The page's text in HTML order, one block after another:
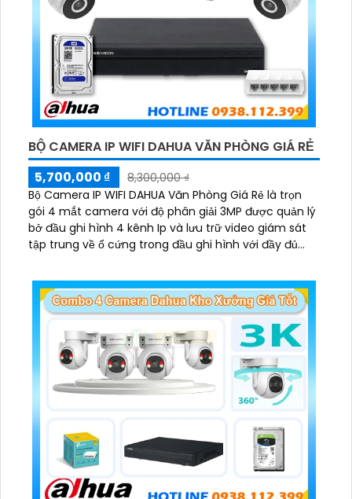
BỘ CAMERA IP WIFI DAHUA VĂN PHÒNG GIÁ RẺ
5,700,000 ₫
8,300,000 ₫
Bộ Camera IP WIFI DAHUA Văn Phòng Giá Rẻ là trọn
gói 4 mắt camera với độ phân giải 3MP được quản lý
bở đầu ghi hình 4 kênh Ip và lưu trữ video giám sát
tập trung về ổ cứng trong đầu ghi hình với đầy đủ
thoại âm thanh 2 chiều và giám sát có màu vào ban
đêm